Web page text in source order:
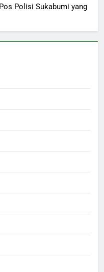
Polisi Sukabumi yang